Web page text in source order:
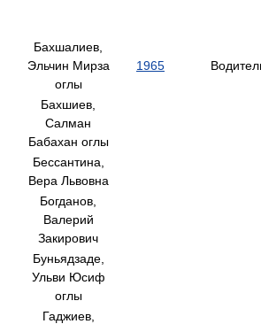
Бахшалиев,
Эльчин Мирза
оглы
1965
Бахшиев,
Салман
Бабахан оглы
Бессантина,
Вера Львовна
Богданов,
Валерий
Закирович
Буньядзаде,
Ульви Юсиф
оглы
Гаджиев,